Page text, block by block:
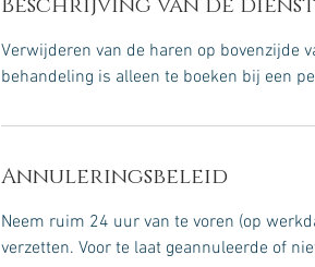
Verwijderen van de haren op bovenzijde
behandeling is alleen te boeken bij een
Annuleringsbeleid
Neem ruim 24 uur van te voren (op
verzetten. Voor te laat geannuleerde of